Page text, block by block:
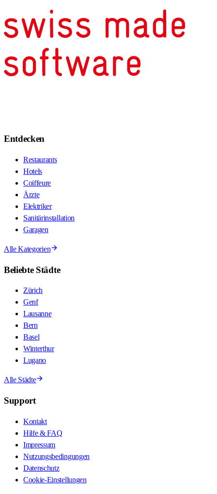
Entdecken
Restaurants
Hotels
Coiffeure
Ärzte
Elektriker
Sanitärinstallation
Garagen
Alle Kategorien
Beliebte Städte
Zürich
Genf
Lausanne
Bern
Basel
Winterthur
Lugano
Alle Städte
Support
Kontakt
Hilfe & FAQ
Impressum
Nutzungsbedingungen
Datenschutz
Cookie-Einstellungen